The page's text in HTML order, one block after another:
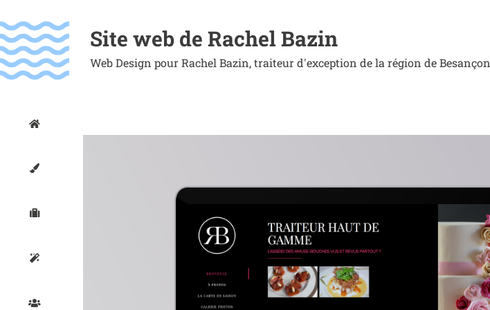
au
contenu
Site web de Rachel Bazin
Web Design pour Rachel Bazin, traiteur d'exception de la région de Besançon